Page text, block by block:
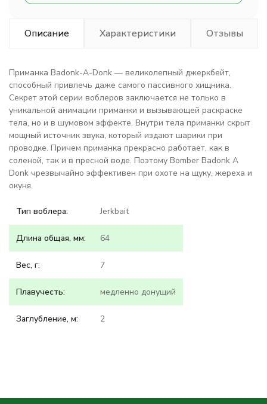
Описание Характеристики Отзывы
Приманка Badonk-A-Donk — великолепный джеркбейт,
способный привлечь даже самого пассивного хищника.
Секрет этой серии воблеров заключается не только в
уникальной анимации приманки и вызывающей раскраске
тела, но и в шумовом эффекте. Внутри тела приманки скрыт
мощный источник звука, который издают шарики при
проводке. Причем приманка прекрасно работает, как в
соленой, так и в пресной воде. Поэтому Bomber Badonk A
Donk чрезвычайно эффективен при охоте на щуку, жереха и
окуня.
Тип воблера: Jerkbait
Длина общая, мм: 64
Вес, г: 7
Плавучесть: медленно донущий
Заглубление, м: 2